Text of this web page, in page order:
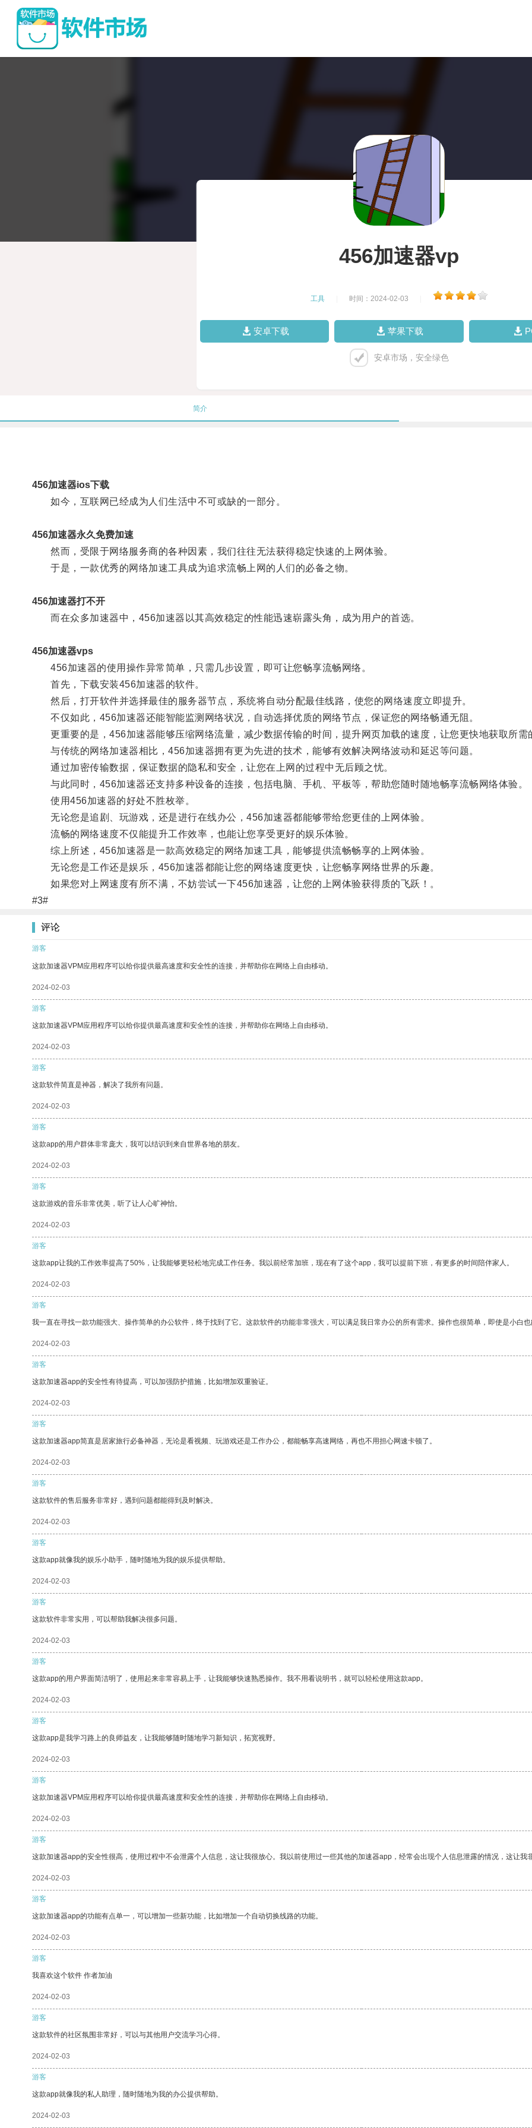
456加速器vp
工具 时间：2024-02-03
安卓下载 苹果下载
安卓市场，安全绿色
简介
456加速器ios下载
如今，互联网已经成为人们生活中不可或缺的一部分。
456加速器永久免费加速
然而，受限于网络服务商的各种因素，我们往往无法获得稳定快速的上网体验。
于是，一款优秀的网络加速工具成为追求流畅上网的人们的必备之物。
456加速器打不开
而在众多加速器中，456加速器以其高效稳定的性能迅速崭露头角，成为用户的首选。
456加速器vps
456加速器的使用操作异常简单，只需几步设置，即可让您畅享流畅网络。
首先，下载安装456加速器的软件。
然后，打开软件并选择最佳的服务器节点，系统将自动分配最佳线路，使您的网络速度立即提升。
不仅如此，456加速器还能智能监测网络状况，自动选择优质的网络节点，保证您的网络畅通无阻。
更重要的是，456加速器能够压缩网络流量，减少数据传输的时间，提升网页加载的速度，让您更快地获取所需
与传统的网络加速器相比，456加速器拥有更为先进的技术，能够有效解决网络波动和延迟等问题。
通过加密传输数据，保证数据的隐私和安全，让您在上网的过程中无后顾之忧。
与此同时，456加速器还支持多种设备的连接，包括电脑、手机、平板等，帮助您随时随地畅享流畅网络体验。
使用456加速器的好处不胜枚举。
无论您是追剧、玩游戏，还是进行在线办公，456加速器都能够带给您更佳的上网体验。
流畅的网络速度不仅能提升工作效率，也能让您享受更好的娱乐体验。
综上所述，456加速器是一款高效稳定的网络加速工具，能够提供流畅畅享的上网体验。
无论您是工作还是娱乐，456加速器都能让您的网络速度更快，让您畅享网络世界的乐趣。
如果您对上网速度有所不满，不妨尝试一下456加速器，让您的上网体验获得质的飞跃！。
#3#
评论
游客
这款加速器VPM应用程序可以给你提供最高速度和安全性的连接，并帮助你在网络上自由移动。
2024-02-03
游客
这款加速器VPM应用程序可以给你提供最高速度和安全性的连接，并帮助你在网络上自由移动。
2024-02-03
游客
这款软件简直是神器，解决了我所有问题。
2024-02-03
游客
这款app的用户群体非常庞大，我可以结识到来自世界各地的朋友。
2024-02-03
游客
这款游戏的音乐非常优美，听了让人心旷神怡。
2024-02-03
游客
这款app让我的工作效率提高了50%，让我能够更轻松地完成工作任务。我以前经常加班，现在有了这个app，我可以提前下班，有更多的时间陪伴家人。
2024-02-03
游客
我一直在寻找一款功能强大、操作简单的办公软件，终于找到了它。这款软件的功能非常强大，可以满足我日常办公的所有需求。操作也很简单，即使是小白
2024-02-03
游客
这款加速器app的安全性有待提高，可以加强防护措施，比如增加双重验证。
2024-02-03
游客
这款加速器app简直是居家旅行必备神器，无论是看视频、玩游戏还是工作办公，都能畅享高速网络，再也不用担心网速卡顿了。
2024-02-03
游客
这款软件的售后服务非常好，遇到问题都能得到及时解决。
2024-02-03
游客
这款app就像我的娱乐小助手，随时随地为我的娱乐提供帮助。
2024-02-03
游客
这款软件非常实用，可以帮助我解决很多问题。
2024-02-03
游客
这款app的用户界面简洁明了，使用起来非常容易上手，让我能够快速熟悉操作。我不用看说明书，就可以轻松使用这款app。
2024-02-03
游客
这款app是我学习路上的良师益友，让我能够随时随地学习新知识，拓宽视野。
2024-02-03
游客
这款加速器VPM应用程序可以给你提供最高速度和安全性的连接，并帮助你在网络上自由移动。
2024-02-03
游客
这款加速器app的安全性很高，使用过程中不会泄露个人信息，这让我很放心。我以前使用过一些其他的加速器app，经常会出现个人信息泄露的情况，这让我
2024-02-03
游客
这款加速器app的功能有点单一，可以增加一些新功能，比如增加一个自动切换线路的功能。
2024-02-03
游客
我喜欢这个软件 作者加油
2024-02-03
游客
这款软件的社区氛围非常好，可以与其他用户交流学习心得。
2024-02-03
游客
这款app就像我的私人助理，随时随地为我的办公提供帮助。
2024-02-03